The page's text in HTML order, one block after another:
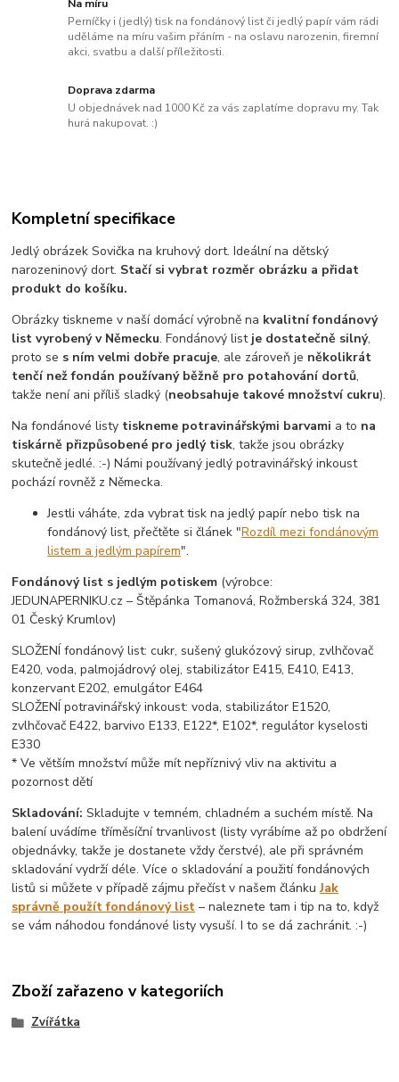
Na míru
Perníčky i (jedlý) tisk na fondánový list či jedlý papír vám rádi
uděláme na míru vašim přáním - na oslavu narozenin, firemní
akci, svatbu a další příležitosti.
Doprava zdarma
U objednávek nad 1000 Kč za vás zaplatíme dopravu my. Tak
hurá nakupovat. :)
Kompletní specifikace
Jedlý obrázek Sovička na kruhový dort. Ideální na dětský
narozeninový dort. Stačí si vybrat rozměr obrázku a přidat
produkt do košíku.
Obrázky tiskneme v naší domácí výrobně na kvalitní fondánový
list vyrobený v Německu. Fondánový list je dostatečně silný,
proto se s ním velmi dobře pracuje, ale zároveň je několikrát
tenčí než fondán používaný běžně pro potahování dortů,
takže není ani příliš sladký (neobsahuje takové množství cukru).
Na fondánové listy tiskneme potravinářskými barvami a to na
tiskárně přizpůsobené pro jedlý tisk, takže jsou obrázky
skutečně jedlé. :-) Námi používaný jedlý potravinářský inkoust
pochází rovněž z Německa.
Jestli váháte, zda vybrat tisk na jedlý papír nebo tisk na
fondánový list, přečtěte si článek "Rozdíl mezi fondánovým
listem a jedlým papírem".
Fondánový list s jedlým potiskem (výrobce:
JEDUNAPERNIKU.cz – Štěpánka Tomanová, Rožmberská 324, 381
01 Český Krumlov)
SLOŽENÍ fondánový list: cukr, sušený glukózový sirup, zvlhčovač
E420, voda, palmojádrový olej, stabilizátor E415, E410, E413,
konzervant E202, emulgátor E464
SLOŽENÍ potravinářský inkoust: voda, stabilizátor E1520,
zvlhčovač E422, barvivo E133, E122*, E102*, regulátor kyselosti
E330
* Ve větším množství může mít nepříznivý vliv na aktivitu a
pozornost dětí
Skladování: Skladujte v temném, chladném a suchém místě. Na
balení uvádíme tříměsíční trvanlivost (listy vyrábíme až po obdržení
objednávky, takže je dostanete vždy čerstvé), ale při správném
skladování vydrží déle. Více o skladování a použití fondánových
listů si můžete v případě zájmu přečíst v našem článkuJak
správně použít fondánový list – naleznete tam i tip na to, když
se vám náhodou fondánové listy vysuší. I to se dá zachránit. :-)
Zboží zařazeno v kategoriích
Zvířátka